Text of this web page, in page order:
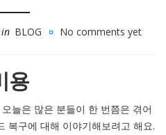
in BLOG No comments yet
용
늘은 많은 분들이 한 번쯤은 겪어
복구에 대해 이야기해보려고 해요.